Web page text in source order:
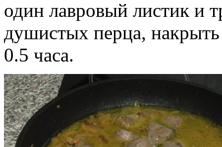
один лавровый листик и
душистых перца,
0.5 часа.